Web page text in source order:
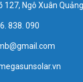
127, Ngô Xuân
838. 090